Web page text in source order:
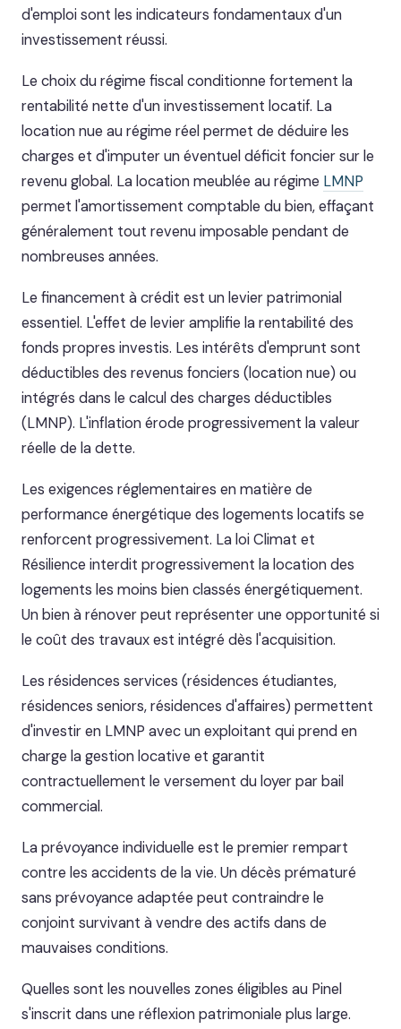
d'emploi sont les indicateurs fondamentaux d'un
investissement réussi.
Le choix du régime fiscal conditionne fortement la
rentabilité nette d'un investissement locatif. La
location nue au régime réel permet de déduire les
charges et d'imputer un éventuel déficit foncier sur le
revenu global. La location meublée au régime LMNP
permet l'amortissement comptable du bien, effaçant
généralement tout revenu imposable pendant de
nombreuses années.
Le financement à crédit est un levier patrimonial
essentiel. L'effet de levier amplifie la rentabilité des
fonds propres investis. Les intérêts d'emprunt sont
déductibles des revenus fonciers (location nue) ou
intégrés dans le calcul des charges déductibles
(LMNP). L'inflation érode progressivement la valeur
réelle de la dette.
Les exigences réglementaires en matière de
performance énergétique des logements locatifs se
renforcent progressivement. La loi Climat et
Résilience interdit progressivement la location des
logements les moins bien classés énergétiquement.
Un bien à rénover peut représenter une opportunité si
le coût des travaux est intégré dès l'acquisition.
Les résidences services (résidences étudiantes,
résidences seniors, résidences d'affaires) permettent
d'investir en LMNP avec un exploitant qui prend en
charge la gestion locative et garantit
contractuellement le versement du loyer par bail
commercial.
La prévoyance individuelle est le premier rempart
contre les accidents de la vie. Un décès prématuré
sans prévoyance adaptée peut contraindre le
conjoint survivant à vendre des actifs dans de
mauvaises conditions.
Quelles sont les nouvelles zones éligibles au Pinel
s'inscrit dans une réflexion patrimoniale plus large.